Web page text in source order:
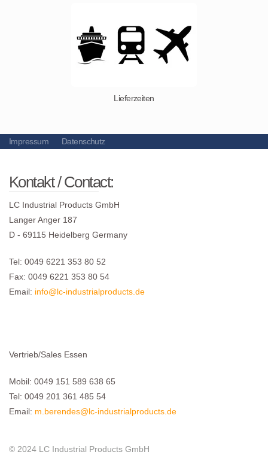
Lieferzeiten
Impressum Datenschutz
Kontakt / Contact:
LC Industrial Products GmbH
Langer Anger 187
D - 69115 Heidelberg Germany
Tel: 0049 6221 353 80 52
Fax: 0049 6221 353 80 54
Email: info@lc-industrialproducts.de
Vertrieb/Sales Essen
Mobil: 0049 151 589 638 65
Tel: 0049 201 361 485 54
Email: m.berendes@lc-industrialproducts.de
© 2024 LC Industrial Products GmbH